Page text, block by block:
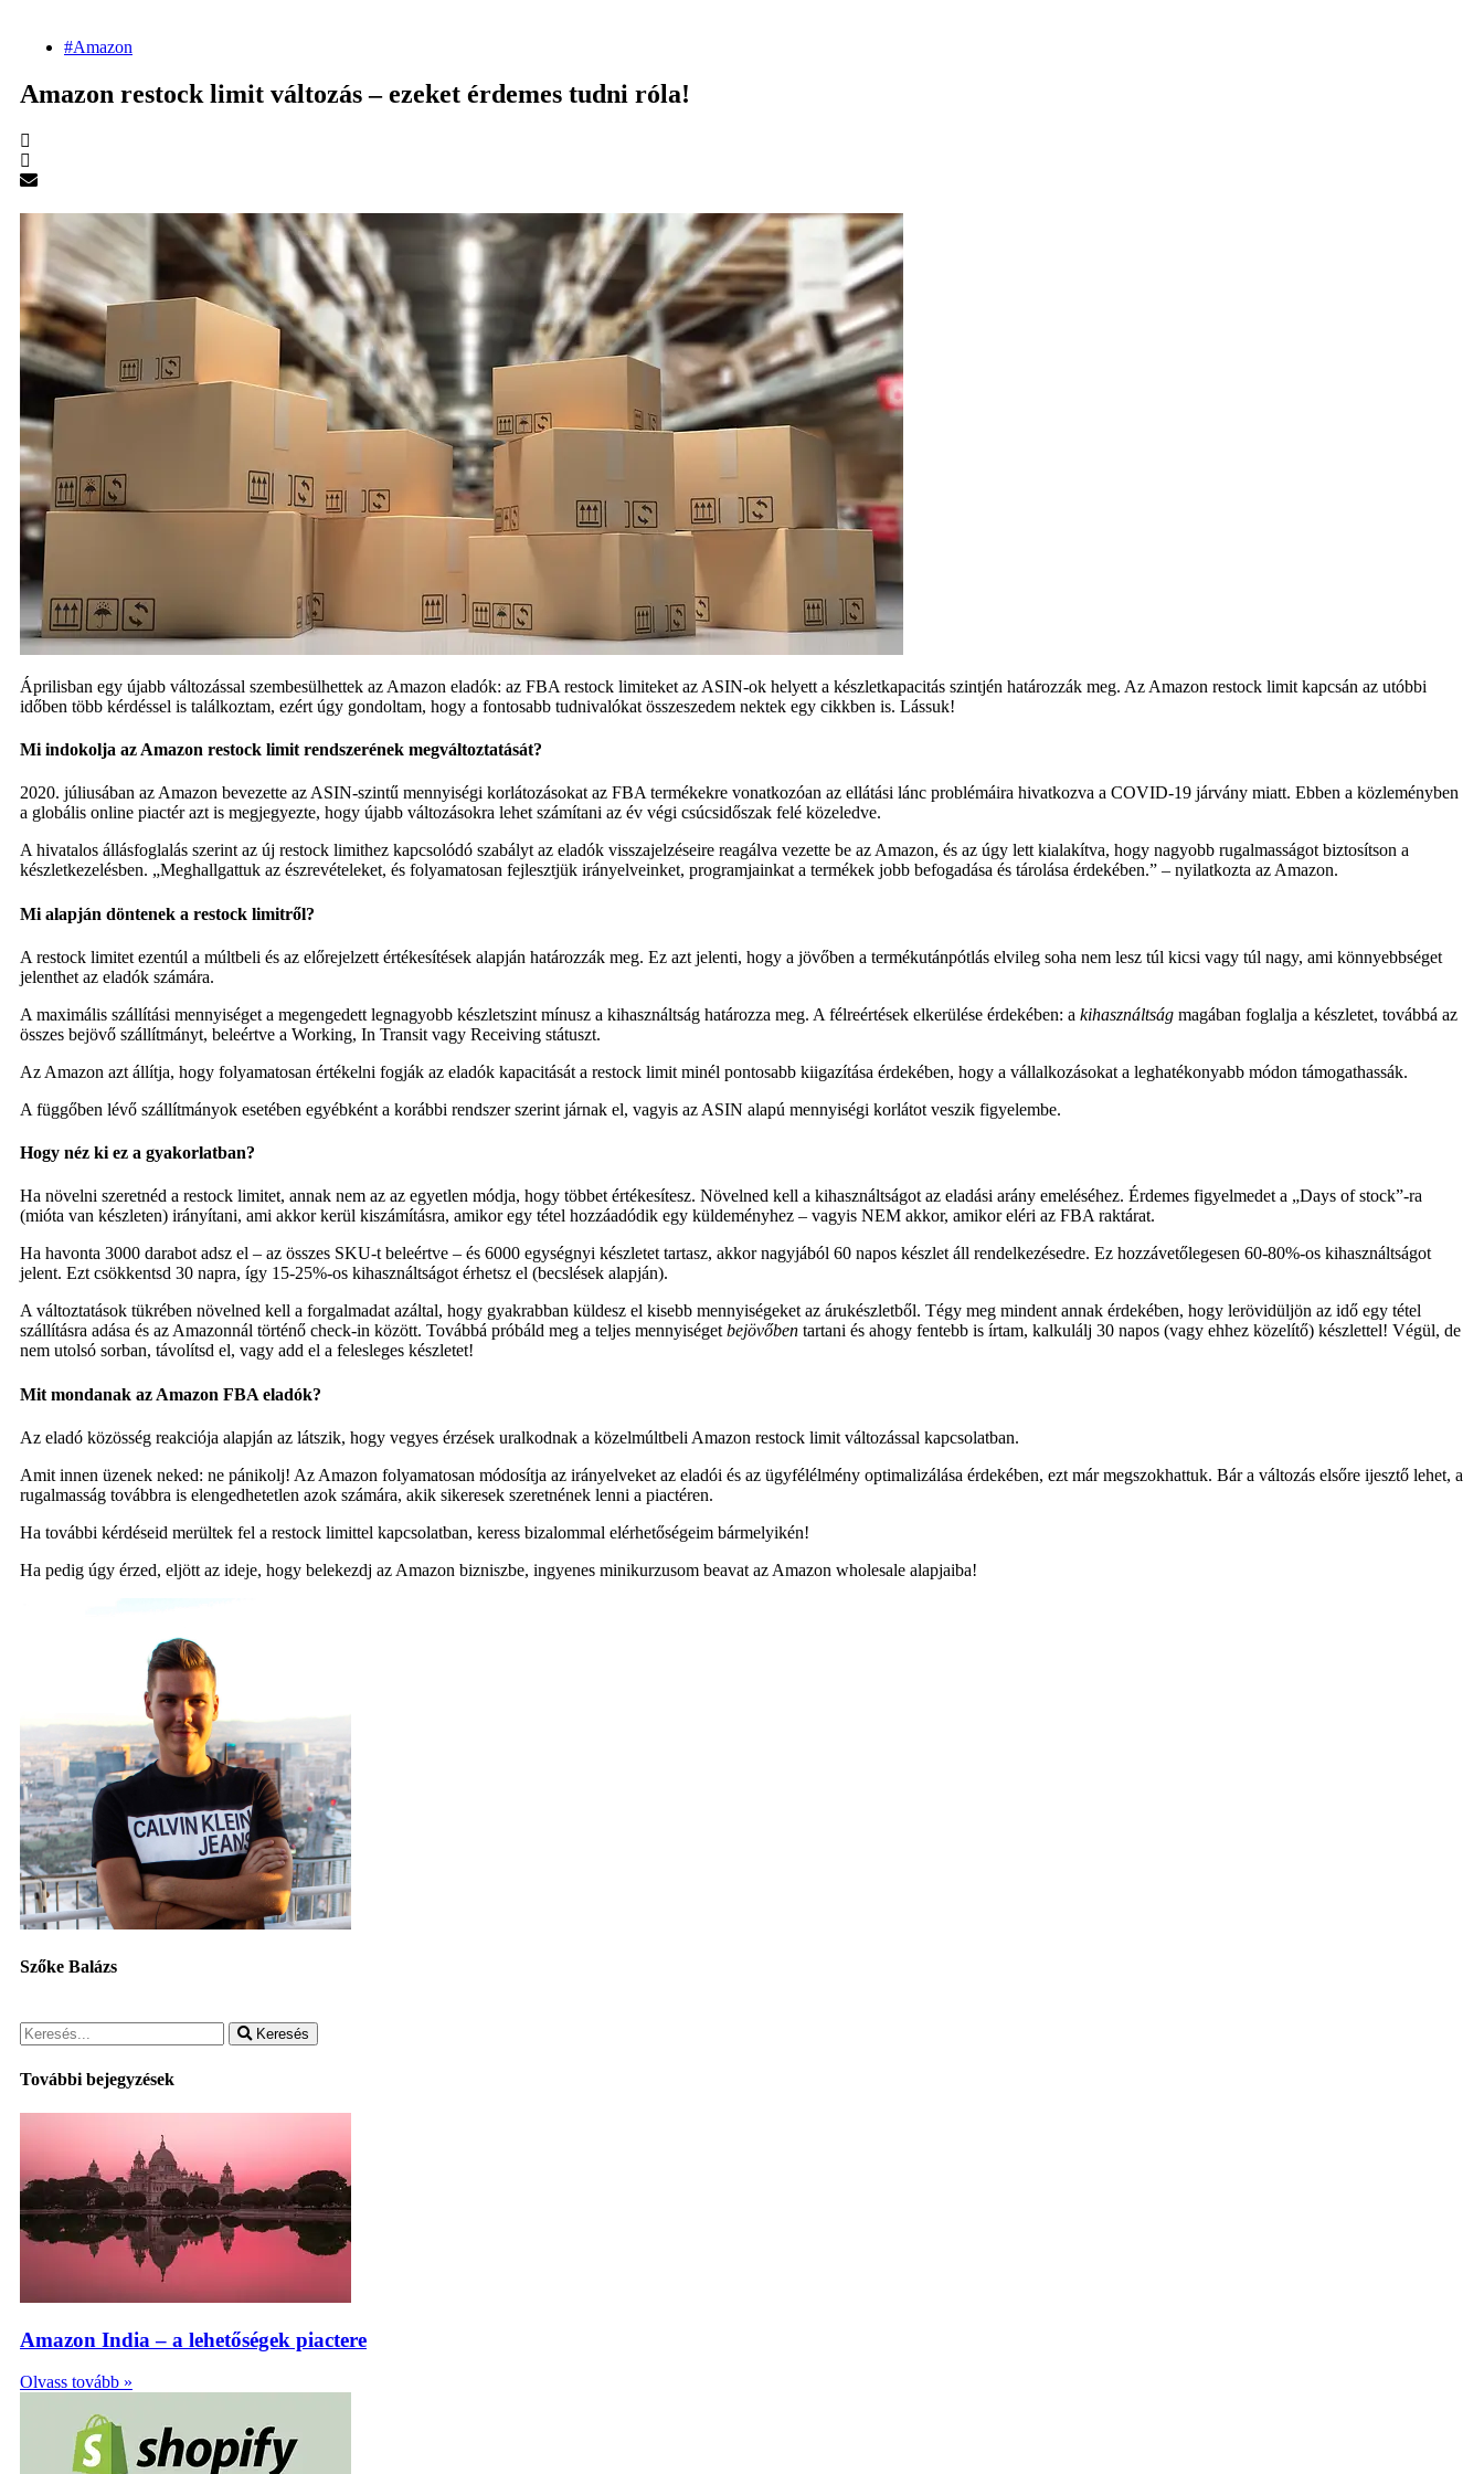
#Amazon
Amazon restock limit változás – ezeket érdemes tudni róla!
Áprilisban egy újabb változással szembesülhettek az Amazon eladók: az FBA restock limiteket az ASIN-ok helyett a készletkapacitás szintjén határozzák meg. Az Amazon restock limit kapcsán az utóbbi
időben több kérdéssel is találkoztam, ezért úgy gondoltam, hogy a fontosabb tudnivalókat összeszedem nektek egy cikkben is. Lássuk!
Mi indokolja az Amazon restock limit rendszerének megváltoztatását?
2020. júliusában az Amazon bevezette az ASIN-szintű mennyiségi korlátozásokat az FBA termékekre vonatkozóan az ellátási lánc problémáira hivatkozva a COVID-19 járvány miatt. Ebben a közleményben
a globális online piactér azt is megjegyezte, hogy újabb változásokra lehet számítani az év végi csúcsidőszak felé közeledve.
A hivatalos állásfoglalás szerint az új restock limithez kapcsolódó szabályt az eladók visszajelzéseire reagálva vezette be az Amazon, és az úgy lett kialakítva, hogy nagyobb rugalmasságot biztosítson a
készletkezelésben. „Meghallgattuk az észrevételeket, és folyamatosan fejlesztjük irányelveinket, programjainkat a termékek jobb befogadása és tárolása érdekében.” – nyilatkozta az Amazon.
Mi alapján döntenek a restock limitről?
A restock limitet ezentúl a múltbeli és az előrejelzett értékesítések alapján határozzák meg. Ez azt jelenti, hogy a jövőben a termékutánpótlás elvileg soha nem lesz túl kicsi vagy túl nagy, ami könnyebbséget
jelenthet az eladók számára.
A maximális szállítási mennyiséget a megengedett legnagyobb készletszint mínusz a kihasználtság határozza meg. A félreértések elkerülése érdekében: a kihasználtság magában foglalja a készletet, továbbá az
összes bejövő szállítmányt, beleértve a Working, In Transit vagy Receiving státuszt.
Az Amazon azt állítja, hogy folyamatosan értékelni fogják az eladók kapacitását a restock limit minél pontosabb kiigazítása érdekében, hogy a vállalkozásokat a leghatékonyabb módon támogathassák.
A függőben lévő szállítmányok esetében egyébként a korábbi rendszer szerint járnak el, vagyis az ASIN alapú mennyiségi korlátot veszik figyelembe.
Hogy néz ki ez a gyakorlatban?
Ha növelni szeretnéd a restock limitet, annak nem az az egyetlen módja, hogy többet értékesítesz. Növelned kell a kihasználtságot az eladási arány emeléséhez. Érdemes figyelmedet a „Days of stock”-ra
(mióta van készleten) irányítani, ami akkor kerül kiszámításra, amikor egy tétel hozzáadódik egy küldeményhez – vagyis NEM akkor, amikor eléri az FBA raktárat.
Ha havonta 3000 darabot adsz el – az összes SKU-t beleértve – és 6000 egységnyi készletet tartasz, akkor nagyjából 60 napos készlet áll rendelkezésedre. Ez hozzávetőlegesen 60-80%-os kihasználtságot
jelent. Ezt csökkentsd 30 napra, így 15-25%-os kihasználtságot érhetsz el (becslések alapján).
A változtatások tükrében növelned kell a forgalmadat azáltal, hogy gyakrabban küldesz el kisebb mennyiségeket az árukészletből. Tégy meg mindent annak érdekében, hogy lerövidüljön az idő egy tétel
szállításra adása és az Amazonnál történő check-in között. Továbbá próbáld meg a teljes mennyiségetbejövőben tartani és ahogy fentebb is írtam, kalkulálj 30 napos (vagy ehhez közelítő) készlettel! Végül, de
nem utolsó sorban, távolítsd el, vagy add el a felesleges készletet!
Mit mondanak az Amazon FBA eladók?
Az eladó közösség reakciója alapján az látszik, hogy vegyes érzések uralkodnak a közelmúltbeli Amazon restock limit változással kapcsolatban.
Amit innen üzenek neked: ne pánikolj! Az Amazon folyamatosan módosítja az irányelveket az eladói és az ügyfélélmény optimalizálása érdekében, ezt már megszokhattuk. Bár a változás elsőre ijesztő lehet, a
rugalmasság továbbra is elengedhetetlen azok számára, akik sikeresek szeretnének lenni a piactéren.
Ha további kérdéseid merültek fel a restock limittel kapcsolatban, keress bizalommal elérhetőségeim bármelyikén!
Ha pedig úgy érzed, eljött az ideje, hogy belekezdj az Amazon bizniszbe, ingyenes minikurzusom beavat az Amazon wholesale alapjaiba!
Szőke Balázs
Keresés
További bejegyzések
Amazon India – a lehetőségek piactere
Olvass tovább »